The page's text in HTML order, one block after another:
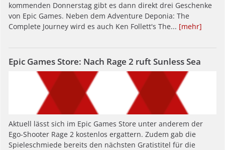
kommenden Donnerstag gibt es dann direkt drei Geschenke
von Epic Games. Neben dem Adventure Deponia: The
Complete Journey wird es auch Ken Follett's The... [mehr]
Epic Games Store: Nach Rage 2 ruft Sunless Sea
Aktuell lässt sich im Epic Games Store unter anderem der
Ego-Shooter Rage 2 kostenlos ergattern. Zudem gab die
Spieleschmiede bereits den nächsten Gratistitel für die